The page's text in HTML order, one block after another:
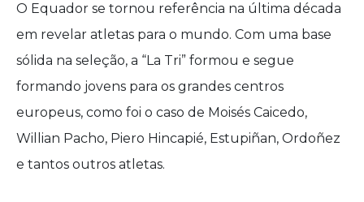
O Equador se tornou referência na última década
em revelar atletas para o mundo. Com uma base
sólida na seleção, a “La Tri” formou e segue
formando jovens para os grandes centros
europeus, como foi o caso de Moisés Caicedo,
Willian Pacho, Piero Hincapié, Estupiñan, Ordoñez
e tantos outros atletas.